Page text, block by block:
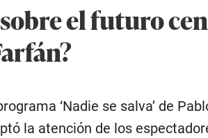
sobre el futuro
‘Nadie se salva’ de
la atención de los